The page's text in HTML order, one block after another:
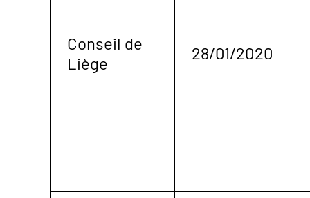
Conseil de
Liège
28/01/2020